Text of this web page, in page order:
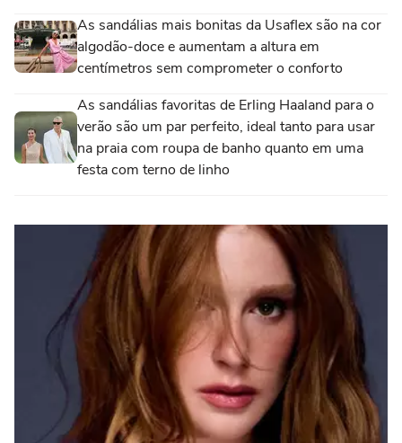
As sandálias mais bonitas da Usaflex são na cor
algodão-doce e aumentam a altura em
centímetros sem comprometer o conforto
As sandálias favoritas de Erling Haaland para o
verão são um par perfeito, ideal tanto para usar
na praia com roupa de banho quanto em uma
festa com terno de linho